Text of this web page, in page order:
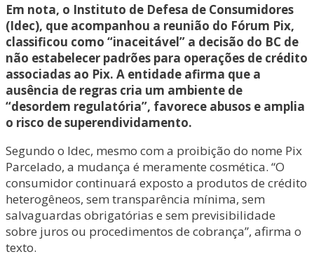
Em nota, o Instituto de Defesa de Consumidores
(Idec), que acompanhou a reunião do Fórum Pix,
classificou como “inaceitável” a decisão do BC de
não estabelecer padrões para operações de crédito
associadas ao Pix. A entidade afirma que a
ausência de regras cria um ambiente de
“desordem regulatória”, favorece abusos e amplia
o risco de superendividamento.
Segundo o Idec, mesmo com a proibição do nome Pix
Parcelado, a mudança é meramente cosmética. “O
consumidor continuará exposto a produtos de crédito
heterogêneos, sem transparência mínima, sem
salvaguardas obrigatórias e sem previsibilidade
sobre juros ou procedimentos de cobrança”, afirma o
texto.